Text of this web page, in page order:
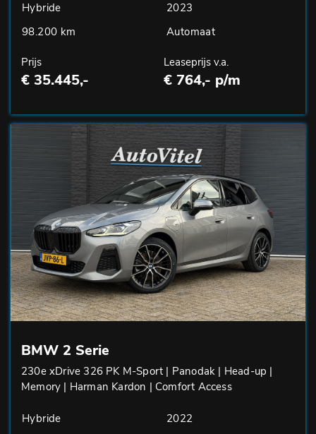
Hybride
2023
98.200 km
Automaat
Prijs
€ 35.445,-
Leaseprijs v.a.
€ 764,- p/m
BMW 2 Serie
230e xDrive 326 PK M-Sport | Panodak | Head-up |
Memory | Harman Kardon | Comfort Access
Hybride
2022